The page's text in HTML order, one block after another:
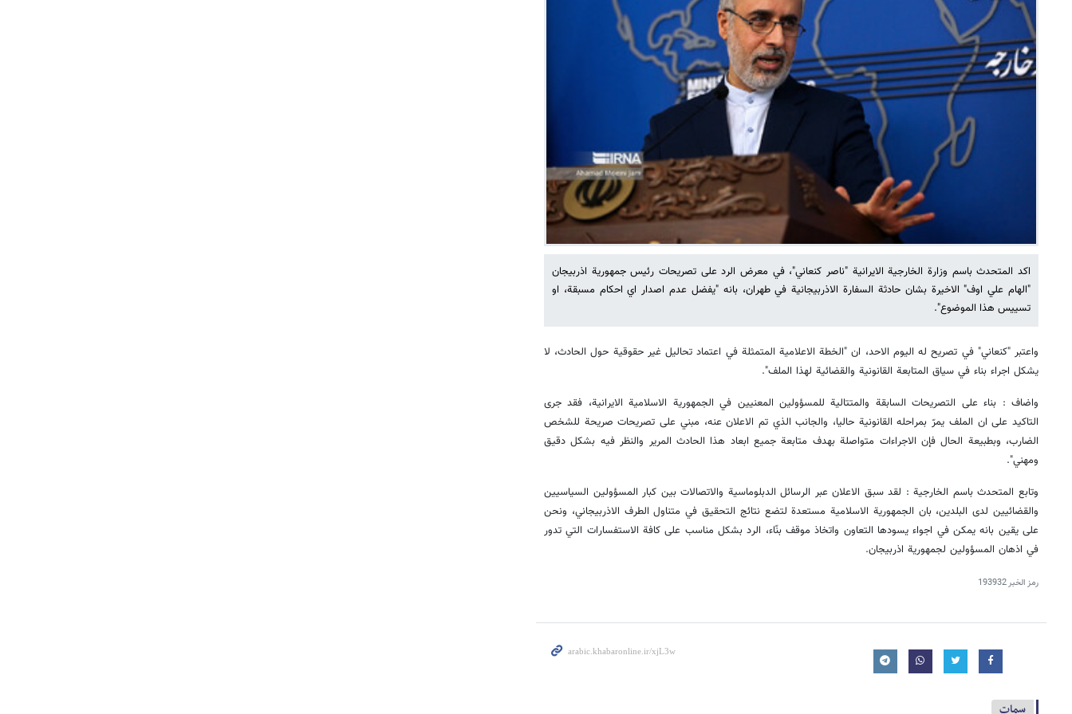
اكد المتحدث باسم وزارة الخارجية الايرانية "ناصر كنعاني"، في معرض الرد على تصريحات رئيس جمهورية اذربيجان
"الهام علي اوف" الاخيرة بشان حادثة السفارة الاذربيجانية في طهران، بانه "يفضل عدم اصدار اي احكام مسبقة، او
تسييس هذا الموضوع".
واعتبر "كنعاني" في تصريح له اليوم الاحد، ان "الخطة الاعلامية المتمثلة في اعتماد تحاليل غير حقوقية حول الحادث، لا
يشكل اجراء بناء في سياق المتابعة القانونية والقضائية لهذا الملف".
واضاف : بناء على التصريحات السابقة والمتتالية للمسؤولين المعنيين في الجمهورية الاسلامية الايرانية، فقد جرى
التاكيد على ان الملف يمرّ بمراحله القانونية حاليا، والجانب الذي تم الاعلان عنه، مبني على تصريحات صريحة للشخص
الضارب، وبطبيعة الحال فإن الاجراءات متواصلة بهدف متابعة جميع ابعاد هذا الحادث المرير والنظر فيه بشكل دقيق
ومهني".
وتابع المتحدث باسم الخارجية : لقد سبق الاعلان عبر الرسائل الدبلوماسية والاتصالات بين كبار المسؤولين السياسيين
والقضائيين لدى البلدين، بان الجمهورية الاسلامية مستعدة لتضع نتائج التحقيق في متناول الطرف الاذربيجاني، ونحن
على يقين بانه يمكن في اجواء يسودها التعاون واتخاذ موقف بنّاء، الرد بشكل مناسب على كافة الاستفسارات التي تدور
في اذهان المسؤولين لجمهورية اذربيجان.
رمز الخبر193932
سمات